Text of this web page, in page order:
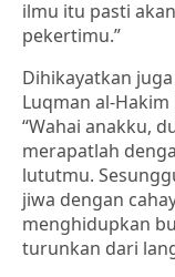
ilmu itu pasti
pekertimu.”
Dihikayatkan
Luqman al-
“Wahai anakku,
merapatlah
lututmu.
jiwa dengan
menghidupkan
turunkan dari